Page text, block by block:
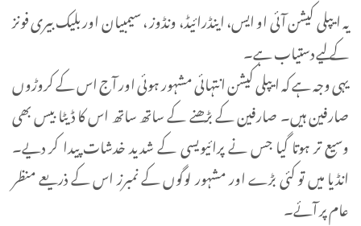
یہ ایپلی کیشن آئی او ایس، اینڈرائیڈ، ونڈوز ، سیمبیان اور بلیک بیری فونز
کے لیے دستیاب ہے۔
یہی وجہ ہے کہ ایپلی کیشن انتہائی مشہور ہوئی اور آج اس کے کروڑوں
صارفین ہیں۔ صارفین کے بڑھنے کے ساتھ ساتھ اس کا ڈیٹا بیس بھی
وسیع تر ہوتا گیا جس نے پرائیویسی کے شدید خدشات پیدا کر دیے۔
انڈیا میں تو کئی بڑے اور مشہور لوگوں کے نمبرز اس کے ذریعے منظر
عام پر آئے۔